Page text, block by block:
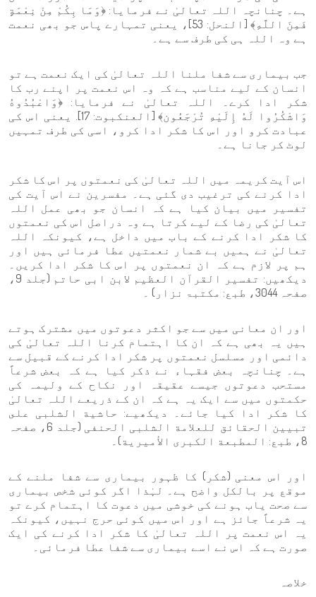
ہے۔ چنانچہ اللہ تعالیٰ نے فرمایا: ﴿وَمَا بِكُمْ مِنْ نِعْمَةٍ
فَمِنَ اللَّهِ﴾ [النحل: 53]، یعنی تمہارے پاس جو بھی نعمت
ہے وہ اللہ ہی کی طرف سے ہے۔
جب بیماری سے شفا ملنا اللہ تعالیٰ کی ایک نعمت ہے تو
انسان کے لیے مناسب ہے کہ وہ اس نعمت پر اپنے رب کا
شکر ادا کرے۔ اللہ تعالیٰ نے فرمایا: ﴿وَاعْبُدُوهُ
وَاشْكُرُوا لَهُ إِلَيْهِ تُرْجَعُون﴾ [العنكبوت: 17]. یعنی اس کی
عبادت کرو اور اس کا شکر ادا کرو، اسی کی طرف تمہیں
لوٹ کر جانا ہے۔
اس آیت کریمہ میں اللہ تعالیٰ کی نعمتوں پر اس کا شکر
ادا کرنے کی ترغیب دی گئی ہے۔ مفسرین نے اس آیت کی
تفسیر میں بیان کیا ہے کہ انسان جو بھی عمل اللہ
تعالیٰ کی رضا کے لیے کرتا ہے وہ دراصل اس کی نعمتوں
کا شکر ادا کرنے کے باب میں داخل ہے، کیونکہ اللہ
تعالیٰ نے ہمیں بے شمار نعمتیں عطا فرمائی ہیں اور
ہم پر لازم ہے کہ ان نعمتوں پر اس کا شکر ادا کریں۔
دیکھیں: تفسیر القرآن العظیم لابن ابی حاتم (جلد 9،
صفحہ 3044، طبع: مکتبۃ نزار) ۔
اور ان معانی میں سے جو اکثر دعوتوں میں مشترک ہوتے
ہیں یہ بھی ہے کہ ان کا اہتمام کرنا اللہ تعالیٰ کی
دائمی اور مسلسل نعمتوں پر شکر ادا کرنے کے قبیل سے
ہے۔ چنانچہ بعض فقہاء نے ذکر کیا ہے کہ بعض شرعاً
مستحب دعوتوں جیسے عقیقہ اور نکاح کے ولیمہ کی
حکمتوں میں سے ایک یہ ہے کہ ان کے ذریعے اللہ تعالیٰ
کا شکر ادا کیا جائے۔ دیکھیے: حاشیة الشلبی على
تبیین الحقائق للعلامة الشلبی الحنفی (جلد 6، صفحہ
8، طبع: المطبعة الكبرى الأميرية)۔
اور اس معنی (شکر) کا ظہور بیماری سے شفا ملنے کے
موقع پر بالکل واضح ہے۔ لہٰذا اگر کوئی شخص بیماری
سے صحت یاب ہونے کی خوشی میں دعوت کا اہتمام کرے تو
یہ شرعاً جائز ہے اور اس میں کوئی حرج نہیں، کیونکہ
یہ اس نعمت پر اللہ تعالیٰ کا شکر ادا کرنے کی ایک
صورت ہے کہ اس نے اسے بیماری سے شفا عطا فرمائی۔
خلاصہ